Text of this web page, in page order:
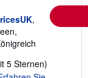
,
5 Sternen)